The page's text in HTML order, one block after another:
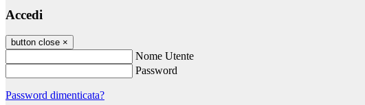
Accedi
button close ×
Nome Utente
Password
Password dimenticata?